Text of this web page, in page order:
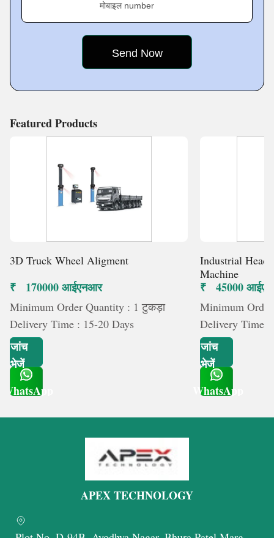
मोबाइल number
Featured Products
3D Truck Wheel Aligment
₹ 170000 आईएनआर
Minimum Order Quantity : 1 टुकड़ा
Delivery Time : 15-20 Days
जांच
भेजें
WhatsApp
Industrial
Machine
₹ 45000
Minimum
Delivery Time :
जांच
भेजें
WhatsApp
APEX TECHNOLOGY